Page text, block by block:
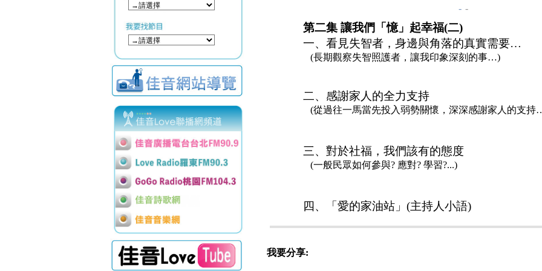
- -
第二集 讓我們「憶」起幸福(二)
一、看見失智者，身邊與角落的真實需要…
(長期觀察失智照護者，讓我印象深刻的事…)
二、感謝家人的全力支持
(從過往一馬當先投入弱勢關懷，深深感謝家人的支持
三、對於社福，我們該有的態度
(一般民眾如何參與? 應對? 學習?...)
四、「愛的家油站」 (主持人小語)
我要分享: